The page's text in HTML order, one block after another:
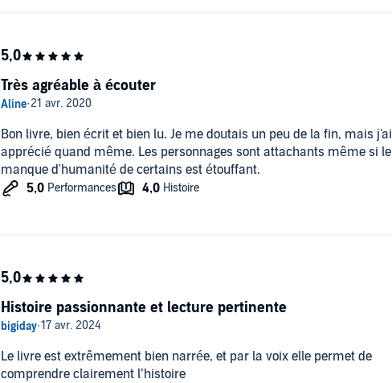
Bon livre, bien écrit et bien lu. Je me doutais un peu de la fin, mais j'ai
apprécié quand même. Les personnages sont attachants même si le
manque d'humanité de certains est étouffant.
Très agréable à écouter
Le livre est extrêmement bien narrée, et par la voix elle permet de
comprendre clairement l’histoire
Histoire passionnante et lecture pertinente